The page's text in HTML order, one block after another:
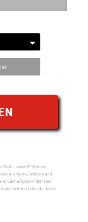
Daten sowie IP-Adresse
nur Name, Website und
Cache/Spam-Filter sind
sichtbar (aber da, keine